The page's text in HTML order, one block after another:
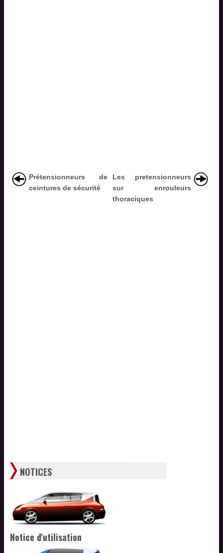
Prétensionneurs de
ceintures de sécurité
Les pretensionneurs
sur enrouleurs
thoraciques
NOTICES
Notice d'utilisation